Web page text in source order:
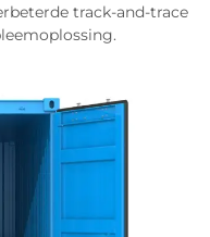
track-and-trace